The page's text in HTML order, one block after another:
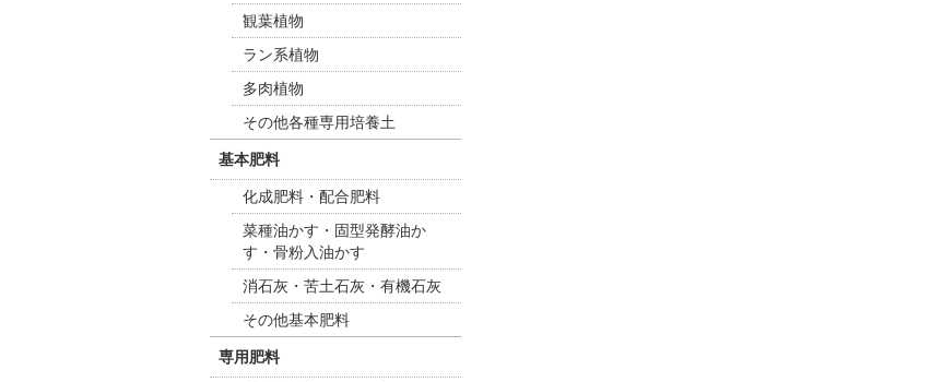
観葉植物
ラン系植物
多肉植物
その他各種専用培養土
基本肥料
化成肥料・配合肥料
菜種油かす・固型発酵油か
す・骨粉入油かす
消石灰・苦土石灰・有機石灰
その他基本肥料
専用肥料